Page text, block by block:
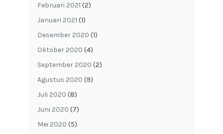
Februari 2021 (2)
Januari 2021 (1)
Desember 2020 (1)
Oktober 2020 (4)
September 2020 (2)
Agustus 2020 (9)
Juli 2020 (8)
Juni 2020 (7)
Mei 2020 (5)